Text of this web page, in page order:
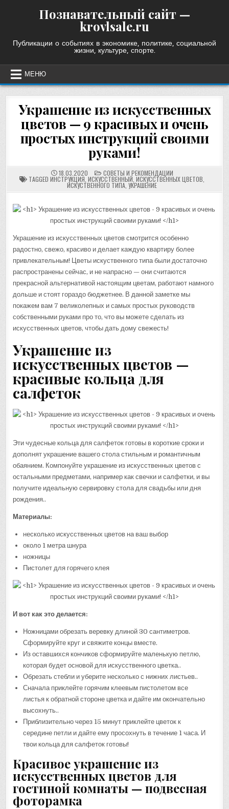
Познавательный сайт —
krovlsale.ru
Публикации о событиях в экономике, политике, социальной
жизни, культуре, спорте.
МЕНЮ
Украшение из искусственных
цветов — 9 красивых и очень
простых инструкций своими
руками!
18.03.2020 POSTED
IN
СОВЕТЫ И РЕКОМЕНДАЦИИ
TAGGED ИНСТРУКЦИЯ ИСКУССТВЕННЫЙ ИСКУССТВЕННЫХ ЦВЕТОВ
ИСКУСТВЕННОГО ТИПА УКРАШЕНИЕ
Украшение из искусственных цветов смотрится особенно
радостно, свежо, красиво и делает каждую квартиру более
привлекательным! Цветы искуственного типа были достаточно
распространены сейчас, и не напрасно — они считаются
прекрасной альтернативой настоящим цветам, работают намного
дольше и стоят гораздо бюджетнее. В данной заметке мы
покажем вам 7 великолепных и самых простых руководств
собственными руками про то, что вы можете сделать из
искусственных цветов, чтобы дать дому свежесть!
Украшение из
искусственных цветов —
красивые кольца для
салфеток
Эти чудесные кольца для салфеток готовы в короткие сроки и
дополнят украшение вашего стола стильным и романтичным
обаянием. Компонуйте украшение из искусственных цветов с
остальными предметами, например как свечки и салфетки, и вы
получите идеальную сервировку стола для свадьбы или дня
рождения..
Материалы:
несколько искусственных цветов на ваш выбор
около 1 метра шнура
ножницы
Пистолет для горячего клея
И вот как это делается:
Ножницами обрезать веревку длиной 30 сантиметров.
Сформируйте круг и свяжите концы вместе.
Из оставшихся кончиков сформируйте маленькую петлю,
которая будет основой для искусственного цветка..
Обрезать стебли и уберите несколько с нижних листьев..
Сначала приклейте горячим клеевым пистолетом все
листья к обратной стороне цветка и дайте им окончательно
высохнуть..
Приблизительно через 15 минут приклейте цветок к
середине петли и дайте ему просохнуть в течение 1 часа. И
твои кольца для салфеток готовы!
Красивое украшение из
искусственных цветов для
гостиной комнаты — подвесная
фоторамка